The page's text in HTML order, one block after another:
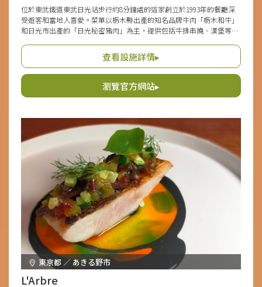
位於東武鐵道東武日光站步行約8分鐘處的這家創立於1993年的餐廳深
受遊客和當地人喜愛。菜單以栃木縣出產的知名品牌牛肉「栃木和牛」
和日光市出產的「日光秘密豬肉」為主，提供包括牛排串燒、漢堡等當
有配菜沙拉、湯等的「午餐服務套餐」及便當外送服務，令人滿意。店
內裝潢溫馨，設有壁爐，提供桌椅座位和坐墊座位，適合各個年齡層放
鬆用餐。
查看設施詳情▸
瀏覽官方網站▸
東京都 ／ あきる野市
L'Arbre